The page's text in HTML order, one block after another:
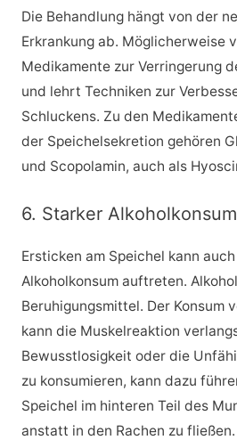
Die Behandlung hängt von der
Erkrankung ab. Möglicherweise
Medikamente zur Verringerung
und lehrt Techniken zur
Schluckens. Zu den
der Speichelsekretion gehören
und Scopolamin, auch als
6. Starker Alkoholkonsum
Ersticken am Speichel kann
Alkoholkonsum auftreten.
Beruhigungsmittel. Der Konsum
kann die Muskelreaktion
Bewusstlosigkeit oder die
zu konsumieren, kann dazu
Speichel im hinteren Teil des
anstatt in den Rachen zu